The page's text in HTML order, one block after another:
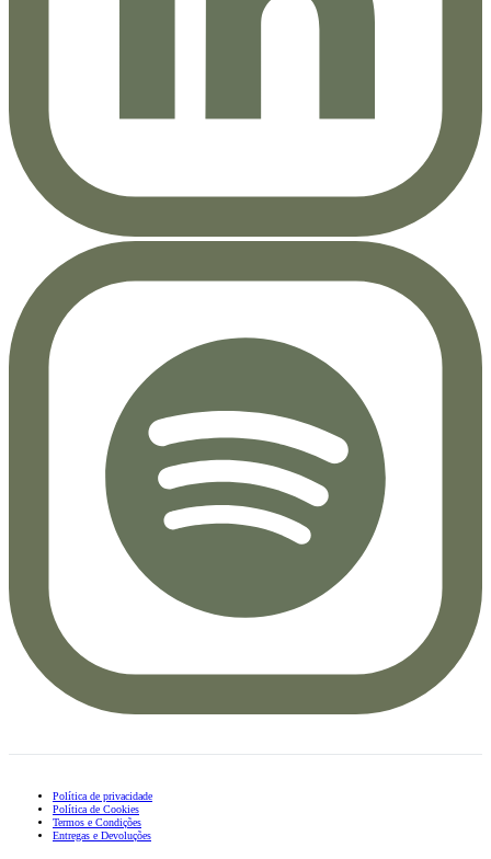
Política de privacidade
Política de Cookies
Termos e Condições
Entregas e Devoluções